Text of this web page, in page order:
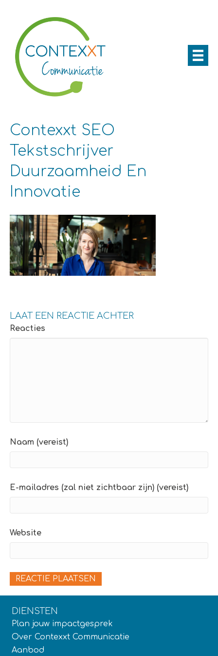
Contexxt SEO
Tekstschrijver
Duurzaamheid En
Innovatie
LAAT EEN REACTIE ACHTER
Reacties
Naam (vereist)
E-mailadres (zal niet zichtbaar zijn) (vereist)
Website
DIENSTEN
Plan jouw impactgesprek
Over Contexxt Communicatie
Aanbod